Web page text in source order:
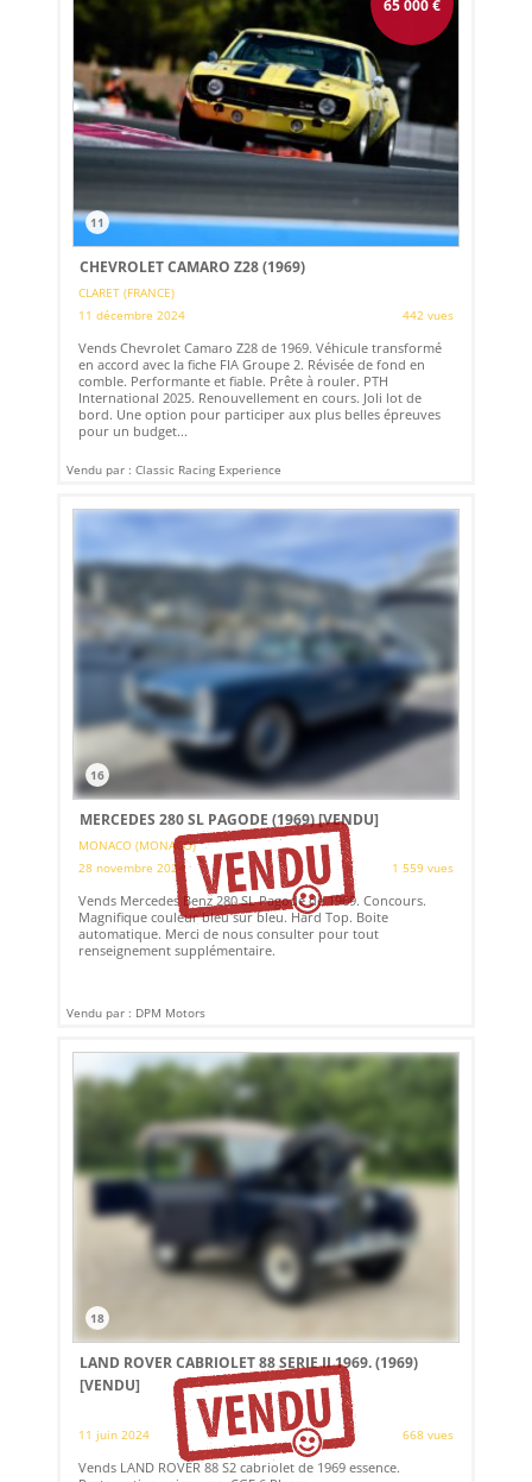
65 000€
11
CHEVROLET CAMARO Z28 (1969)
CLARET (FRANCE)
11 décembre 2024
442 vues
Vends Chevrolet Camaro Z28 de 1969. Véhicule transformé
en accord avec la fiche FIA Groupe 2. Révisée de fond en
comble. Performante et fiable. Prête à rouler. PTH
International 2025. Renouvellement en cours. Joli lot de
bord. Une option pour participer aux plus belles épreuves
pour un budget...
Vendu par : Classic Racing Experience
16
MERCEDES 280 SL PAGODE (1969)[VENDU]
MONACO (MONACO)
28 novembre 2024
1 559 vues
Vends Mercedes Benz 280 SL Pagode de 1969. Concours.
Magnifique couleur bleu sur bleu. Hard Top. Boite
automatique. Merci de nous consulter pour tout
renseignement supplémentaire.
Vendu par : DPM Motors
18
LAND ROVER CABRIOLET 88 SERIE II 1969. (1969)
[VENDU]
11 juin 2024 668 vues
Vends LAND ROVER 88 S2 cabriolet de 1969 essence.